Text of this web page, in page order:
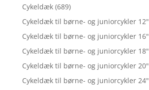
Cykeldæk (689)
Cykeldæk til børne- og juniorcykler 12"
Cykeldæk til børne- og juniorcykler 16"
Cykeldæk til børne- og juniorcykler 18"
Cykeldæk til børne- og juniorcykler 20"
Cykeldæk til børne- og juniorcykler 24"